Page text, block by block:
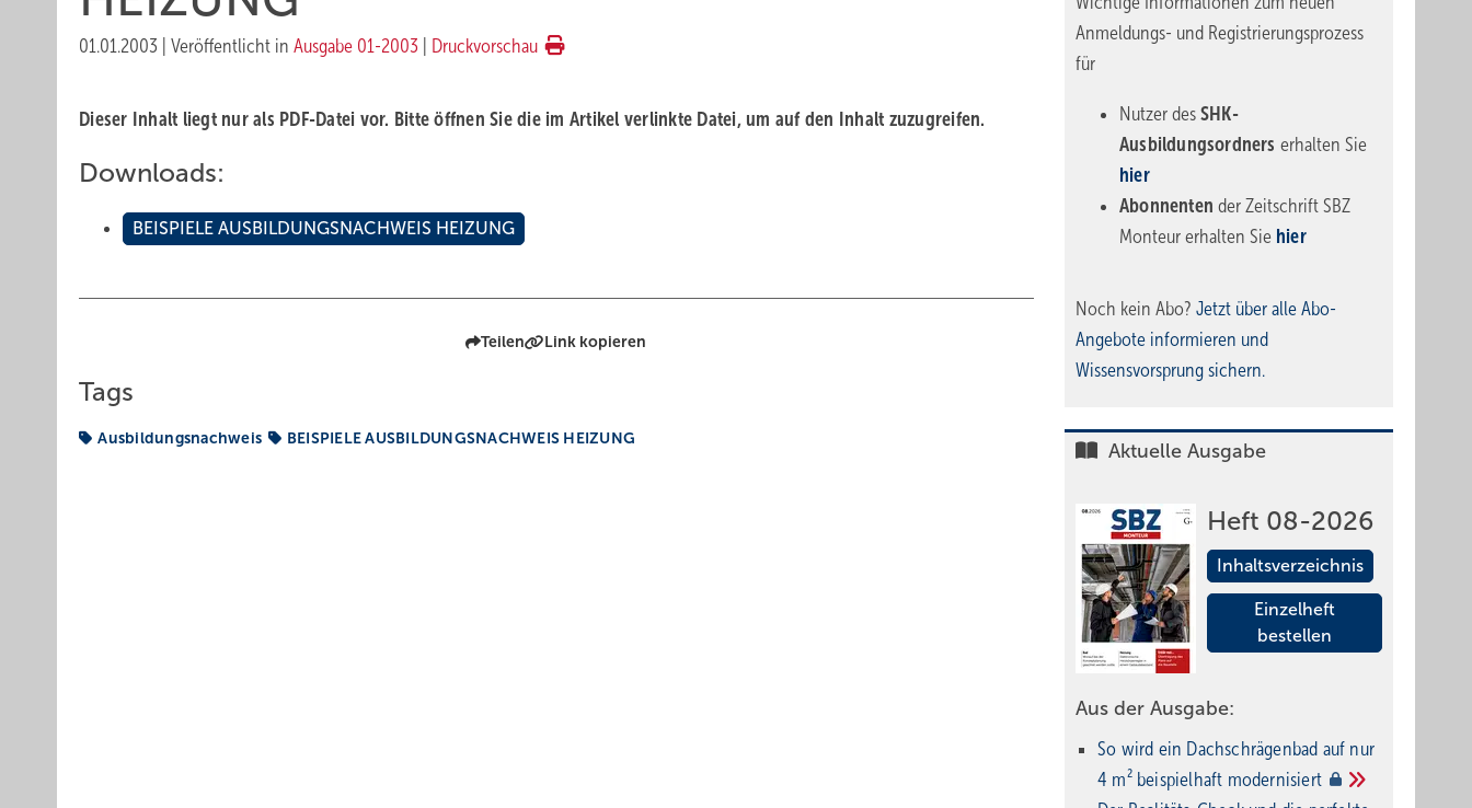
01.01.2003 Veröffentlicht in Ausgabe 01-2003 Druckvorschau
Dieser Inhalt liegt nur als PDF-Datei vor. Bitte öffnen Sie die im Artikel verlinkte Datei, um auf den Inhalt zuzugreifen.
Downloads:
BEISPIELE AUSBILDUNGSNACHWEIS HEIZUNG
Teilen Link kopieren
Tags
Ausbildungsnachweis BEISPIELE AUSBILDUNGSNACHWEIS HEIZUNG
Anmeldungs- und Registrierungsprozess
für
Nutzer des SHK-
Ausbildungsordners erhalten Sie
hier
Abonnentender Zeitschrift SBZ
Monteur erhalten Sie hier
Noch kein Abo? Jetzt über alle Abo-
Angebote informieren und
Wissensvorsprung sichern.
Aktuelle Ausgabe
Heft 08-2026
Inhaltsverzeichnis
Einzelheft
bestellen
Aus der Ausgabe:
So wird ein Dach­schrägenbad auf nur
4 m² beispielhaft modernisiert